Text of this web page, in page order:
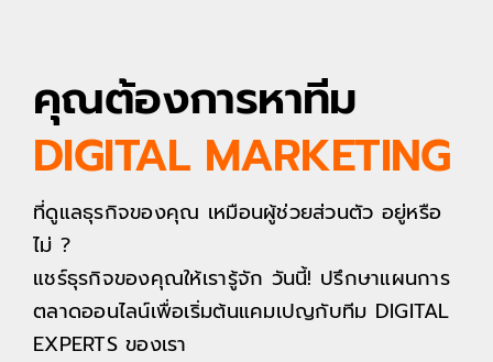
คุณต้องการหาทีม
DIGITAL MARKETING
ที่ดูแลธุรกิจของคุณ เหมือนผู้ช่วยส่วนตัว อยู่หรือ
ไม่ ?
แชร์ธุรกิจของคุณให้เรารู้จัก วันนี้! ปรึกษาแผนการ
ตลาดออนไลน์เพื่อเริ่มต้นแคมเปญกับทีม DIGITAL
EXPERTS ของเรา